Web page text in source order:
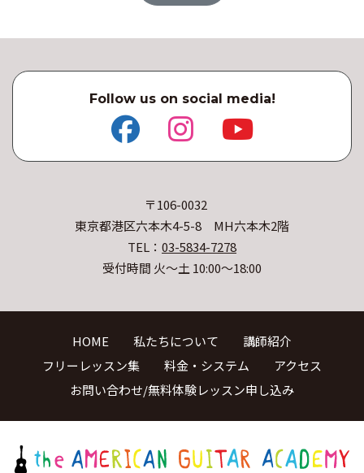
Follow us on social media!
〒106-0032
東京都港区六本木4-5-8 MH六本木2階
TEL： 03-5834-7278
受付時間 火〜土 10:00〜18:00
HOME 私たちについて
講師紹介
フリーレッスン集
料金・システム
アクセス
お問い合わせ/無料体験レッスン申し込み